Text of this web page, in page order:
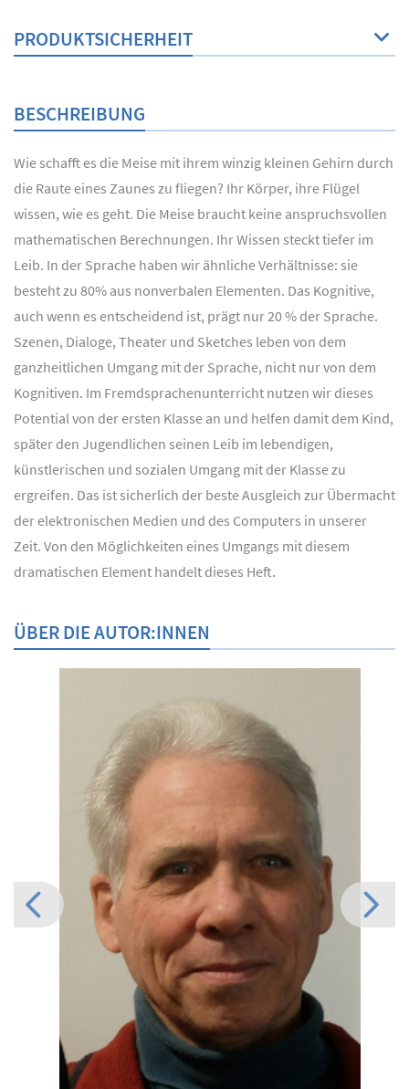
PRODUKTSICHERHEIT
BESCHREIBUNG
Wie schafft es die Meise mit ihrem winzig kleinen Gehirn durch
die Raute eines Zaunes zu fliegen? Ihr Körper, ihre Flügel
wissen, wie es geht. Die Meise braucht keine anspruchsvollen
mathematischen Berechnungen. Ihr Wissen steckt tiefer im
Leib. In der Sprache haben wir ähnliche Verhältnisse: sie
besteht zu 80% aus nonverbalen Elementen. Das Kognitive,
auch wenn es entscheidend ist, prägt nur 20 % der Sprache.
Szenen, Dialoge, Theater und Sketches leben von dem
ganzheitlichen Umgang mit der Sprache, nicht nur von dem
Kognitiven. Im Fremdsprachenunterricht nutzen wir dieses
Potential von der ersten Klasse an und helfen damit dem Kind,
später den Jugendlichen seinen Leib im lebendigen,
künstlerischen und sozialen Umgang mit der Klasse zu
ergreifen. Das ist sicherlich der beste Ausgleich zur Übermacht
der elektronischen Medien und des Computers in unserer
Zeit. Von den Möglichkeiten eines Umgangs mit diesem
dramatischen Element handelt dieses Heft.
ÜBER DIE AUTOR:INNEN